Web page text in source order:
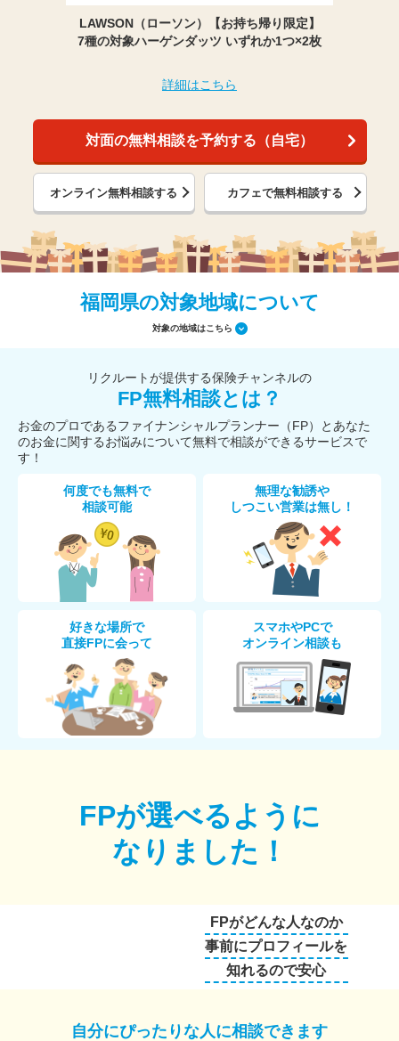
LAWSON（ローソン）【お持ち帰り限定】
7種の対象ハーゲンダッツ いずれか1つ×2枚
詳細はこちら
対面の無料相談を予約する（自宅）
オンライン無料相談する カフェで無料相談する
福岡県の対象地域について
対象の地域はこちら
リクルートが提供する保険チャンネルの
FP無料相談とは？
お金のプロであるファイナンシャルプランナー（FP）とあなた
のお金に関するお悩みについて無料で相談ができるサービスで
す！
何度でも無料で
相談可能
無理な勧誘や
しつこい営業は無し！
好きな場所で
直接FPに会って
スマホやPCで
オンライン相談も
FPが選べるように
なりました！
FPがどんな人なのか
事前にプロフィールを
知れるので安心
自分にぴったりな人に相談できます